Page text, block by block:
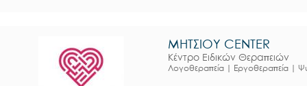
ΜΗΤΣΙΟΥ CENTER
Κέντρο Ειδικών Θεραπειών
Λογοθεραπεία | Εργοθεραπεία |